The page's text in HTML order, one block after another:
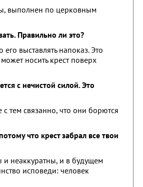
выполнен по церковным
Правильно ли это?
выставлять напоказ. Это
носить крест поверх
с нечистой силой. Это
тем связанно, что они борются
что крест забрал все твои
и неаккуратны, и в будущем
исповеди: человек